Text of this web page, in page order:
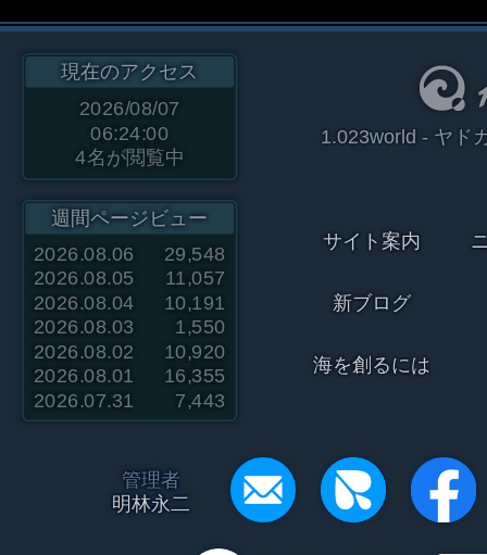
現在のアクセス
2026/08/07
06:24:00
4名が閲覧中
週間ページビュー
2026.08.06
29,548
2026.08.05
11,057
2026.08.04
10,191
2026.08.03
1,550
2026.08.02
10,920
2026.08.01
16,355
2026.07.31
7,443
1.023world - ヤド
サイト案内
新ブログ
海を創るには
管理者
明林永二